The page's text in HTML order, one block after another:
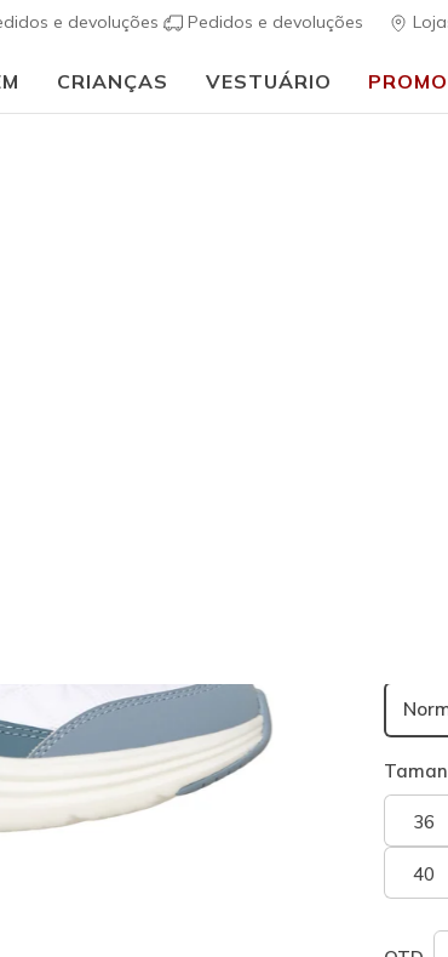
e devoluções Pedidos e devoluções
CRIANÇAS VESTUÁRIO
36
40